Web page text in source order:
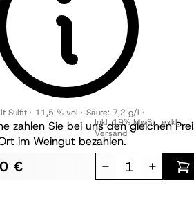
Dambach - Pfalz
Riesling Sekt brut
trocken
BIO
zahlen Sie bei uns den gleichen
im Weingut bezahlen.
Sulfit 11,5 % vol Säure: 7,2 g/l
€
Inkl. 19% MwSt.,exkl.
Versand
- +